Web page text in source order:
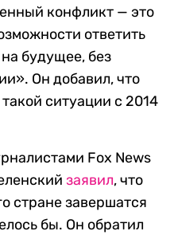
конфликт — это
ответить
будущее, без
Он добавил, что
ситуации с 2014
Fox News
заявил, что
стране завершатся
бы. Он обратил